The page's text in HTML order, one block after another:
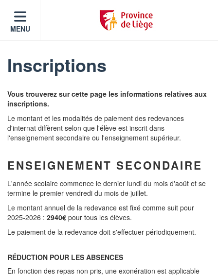
MENU
Inscriptions
Vous trouverez sur cette page les informations relatives aux
inscriptions.
Le montant et les modalités de paiement des redevances
d'internat diffèrent selon que l'élève est inscrit dans
l'enseignement secondaire ou l'enseignement supérieur.
ENSEIGNEMENT SECONDAIRE
L'année scolaire commence le dernier lundi du mois d'août et se
termine le premier vendredi du mois de juillet.
Le montant annuel de la redevance est fixé comme suit pour
2025-2026 : 2940€ pour tous les élèves.
Le paiement de la redevance doit s'effectuer périodiquement.
RÉDUCTION POUR LES ABSENCES
En fonction des repas non pris, une exonération est applicable